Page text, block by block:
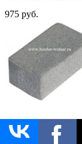
975 руб.